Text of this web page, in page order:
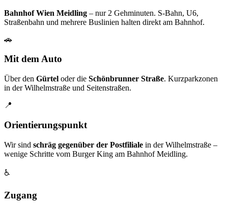
Bahnhof Wien Meidling – nur 2 Gehminuten. S-Bahn, U6,
Straßenbahn und mehrere Buslinien halten direkt am Bahnhof.
🚗
Mit dem Auto
Über den Gürtel oder die Schönbrunner Straße. Kurzparkzonen
in der Wilhelmstraße und Seitenstraßen.
📍
Orientierungspunkt
Wir sind schräg gegenüber der Postfiliale in der Wilhelmstraße –
wenige Schritte vom Burger King am Bahnhof Meidling.
♿
Zugang